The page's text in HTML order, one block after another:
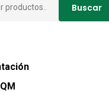
Buscar